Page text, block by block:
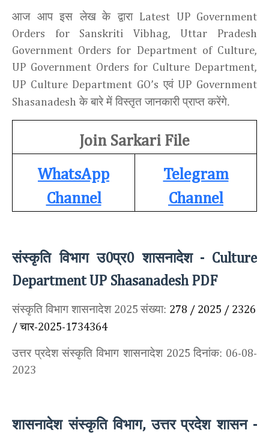
आज आप इस लेख के द्वारा Latest UP Government
Orders for Sanskriti Vibhag, Uttar Pradesh
Government Orders for Department of Culture,
UP Government Orders for Culture Department,
UP Culture Department GO’s एवंUP Government
Shasanadesh के बारे में विस्तृत जानकारी प्राप्त करेंगे.
Join Sarkari File
WhatsApp
Channel
Telegram
Channel
संस्कृति विभाग उ0प्र0शासनादेश- Culture
Department UP Shasanadesh PDF
संस्कृति विभाग शासनादेश 2025 संख्या: 278 / 2025 / 2326
/चार-2025-1734364
उत्तर प्रदेश संस्कृति विभाग शासनादेश 2025 दिनांक: 06-08-
2023
शासनादेश संस्कृति विभाग,उत्तर प्रदेश शासन -